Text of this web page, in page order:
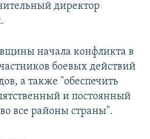
директор
начала конфликта в
боевых действий
а также "обеспечить
и постоянный
все районы страны".